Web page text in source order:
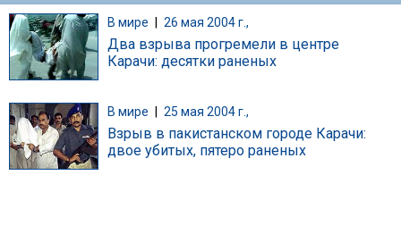
В мире | 26 мая 2004 г.,
Два взрыва прогремели в центре
Карачи: десятки раненых
В мире 25 мая 2004 г.,
Взрыв в пакистанском городе Карачи:
двое убитых, пятеро раненых